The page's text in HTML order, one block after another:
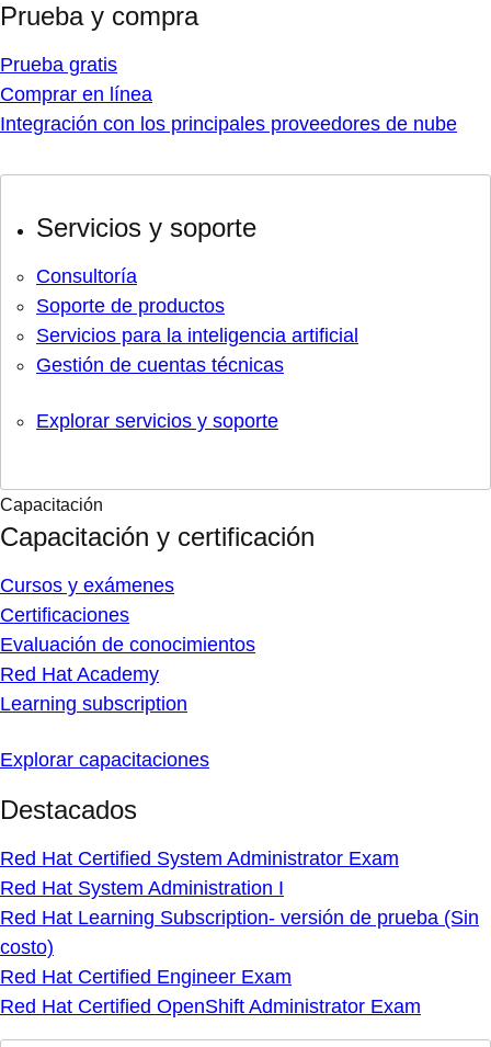
Prueba y compra
Prueba gratis
Comprar en línea
Integración con los principales proveedores de nube
Servicios y soporte
Consultoría
Soporte de productos
Servicios para la inteligencia artificial
Gestión de cuentas técnicas
Explorar servicios y soporte
Capacitación
Capacitación y certificación
Cursos y exámenes
Certificaciones
Evaluación de conocimientos
Red Hat Academy
Learning subscription
Explorar capacitaciones
Destacados
Red Hat Certified System Administrator Exam
Red Hat System Administration I
Red Hat Learning Subscription- versión de prueba (Sin
costo)
Red Hat Certified Engineer Exam
Red Hat Certified OpenShift Administrator Exam